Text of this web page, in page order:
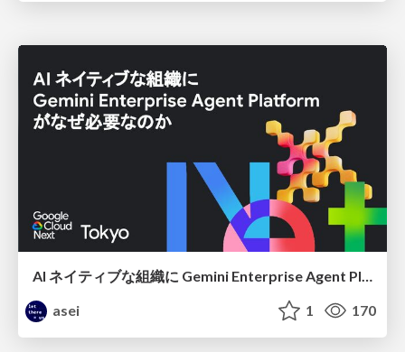
AI ネイティブな組織に Gemini Enterprise Agent Platform がなぜ必要なのか
asei
1 170